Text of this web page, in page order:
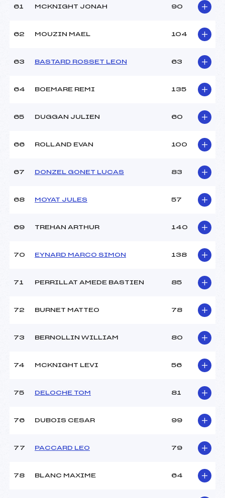
61 MCKNIGHT JONAH 90
62 MOUZIN MAEL 104
63 BASTARD ROSSET LEON 63
64 BOEMARE REMI 135
65 DUGGAN JULIEN 60
66 ROLLAND EVAN 100
67 DONZEL GONET LUCAS 83
68 MOYAT JULES 57
69 TREHAN ARTHUR 140
70 EYNARD MARCO SIMON 138
71 PERRILLAT AMEDE BASTIEN 85
72 BURNET MATTEO 78
73 BERNOLLIN WILLIAM 80
74 MCKNIGHT LEVI 56
75 DELOCHE TOM 81
76 DUBOIS CESAR 99
77 PACCARD LEO 79
78 BLANC MAXIME 64